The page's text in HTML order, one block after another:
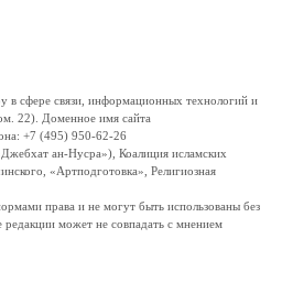
сфере связи, информационных технологий и
22). Доменное имя сайта
+7 (495) 950-62-26
ан-Нусра»), Коалиция исламских
«Артподготовка», Религиозная
права и не могут быть использованы без
редакции может не совпадать с мнением